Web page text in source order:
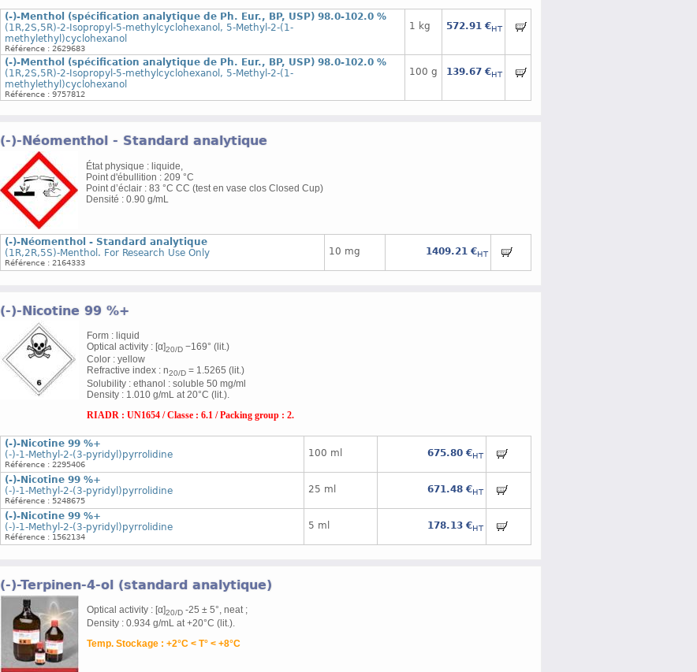
(-)-Menthol (spécification analytique de Ph. Eur., BP, USP) 98.0-102.0 %
(1R,2S,5R)-2-Isopropyl-5-methylcyclohexanol, 5-Methyl-2-(1-
methylethyl)cyclohexanol
Référence : 2629683
1 kg 572.91 €HT
(-)-Menthol (spécification analytique de Ph. Eur., BP, USP) 98.0-102.0 %
(1R,2S,5R)-2-Isopropyl-5-methylcyclohexanol, 5-Methyl-2-(1-
methylethyl)cyclohexanol
Référence : 9757812
100 g 139.67 €HT
(-)-Néomenthol - Standard analytique
État physique : liquide,
Point d'ébullition : 209 °C
Point d’éclair : 83 °C CC (test en vase clos Closed Cup)
Densité : 0.90 g/mL
(-)-Néomenthol - Standard analytique
(1R,2R,5S)-Menthol. For Research Use Only
Référence : 2164333
10 mg 1409.21 €HT
(-)-Nicotine 99 %+
Form : liquid
Optical activity : [α]20/D−169° (lit.)
Color : yellow
Refractive index : n20/D= 1.5265 (lit.)
Solubility : ethanol : soluble 50 mg/ml
Density : 1.010 g/mL at 20°C (lit.).
RIADR : UN1654 / Classe : 6.1 / Packing group : 2.
(-)-Nicotine 99 %+
(-)-1-Methyl-2-(3-pyridyl)pyrrolidine
Référence : 2295406
100 ml 675.80 €HT
(-)-Nicotine 99 %+
(-)-1-Methyl-2-(3-pyridyl)pyrrolidine
Référence : 5248675
25 ml 671.48 €HT
(-)-Nicotine 99 %+
(-)-1-Methyl-2-(3-pyridyl)pyrrolidine
Référence : 1562134
5 ml 178.13 €HT
(-)-Terpinen-4-ol (standard analytique)
Optical activity : [α]20/D-25 ± 5°, neat ;
Density : 0.934 g/mL at +20°C (lit.).
Temp. Stockage : +2°C < T° < +8°C